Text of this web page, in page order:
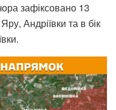
зафіксовано 13
Андріївки та в бік